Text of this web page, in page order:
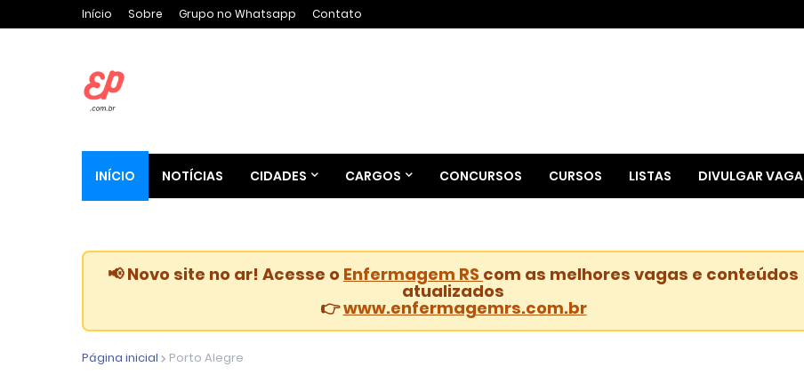
Início Sobre Grupo no Whatsapp Contato
INÍCIO NOTÍCIAS CIDADES CARGOS CONCURSOS CURSOS LISTAS DIVULGAR VAGA
📢 Novo site no ar! Acesse o Enfermagem RS com as melhores vagas e conteúdos
atualizados
👉www.enfermagemrs.com.br
Página inicial Porto Alegre